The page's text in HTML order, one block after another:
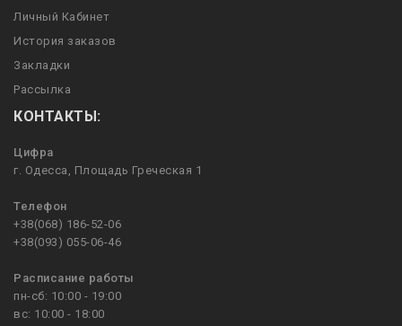
Личный Кабинет
История заказов
Закладки
Рассылка
КОНТАКТЫ:
Цифра
г. Одесса, Площадь Греческая 1
Телефон
+38(068) 186-52-06
+38(093) 055-06-46
Расписание работы
пн-сб: 10:00 - 19:00
вс: 10:00 - 18:00